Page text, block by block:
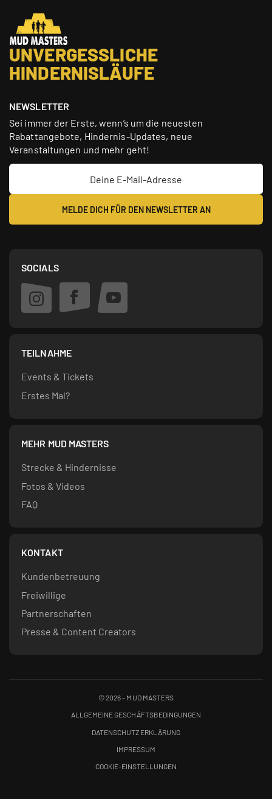
UNVERGESSLICHE
HINDERNISLÄUFE
NEWSLETTER
Sei immer der Erste, wenn’s um die neuesten
Rabattangebote, Hindernis-Updates, neue
Veranstaltungen und mehr geht!
TEILNAHME
Events & Tickets
Erstes Mal?
MEHR MUD MASTERS
Strecke & Hindernisse
Fotos & Videos
FAQ
KONTAKT
Kundenbetreuung
Freiwillige
Partnerschaften
Presse & Content Creators
SOCIALS
©2026- MUD MASTERS
ALLGEMEINE GESCHÄFTSBEDINGUNGEN
DATENSCHUTZERKLÄRUNG
IMPRESSUM
COOKIE-EINSTELLUNGEN